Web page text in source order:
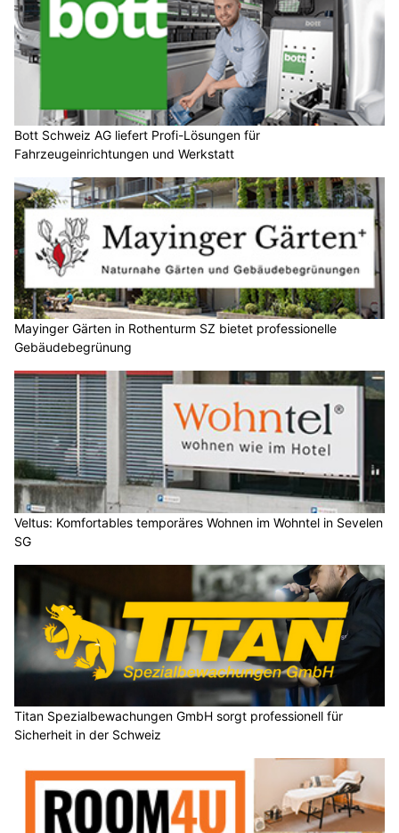
Bott Schweiz AG liefert Profi-Lösungen für
Fahrzeugeinrichtungen und Werkstatt
Mayinger Gärten in Rothenturm SZ bietet professionelle
Gebäudebegrünung
Veltus: Komfortables temporäres Wohnen im Wohntel in Sevelen
SG
Titan Spezialbewachungen GmbH sorgt professionell für
Sicherheit in der Schweiz